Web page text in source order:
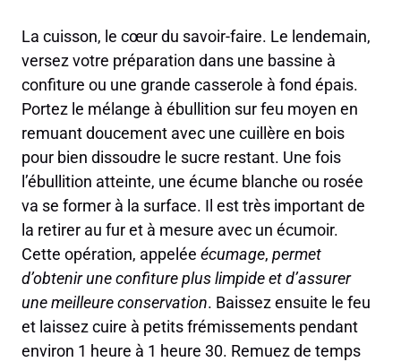
La cuisson, le cœur du savoir-faire. Le lendemain,
versez votre préparation dans une bassine à
confiture ou une grande casserole à fond épais.
Portez le mélange à ébullition sur feu moyen en
remuant doucement avec une cuillère en bois
pour bien dissoudre le sucre restant. Une fois
l’ébullition atteinte, une écume blanche ou rosée
va se former à la surface. Il est très important de
la retirer au fur et à mesure avec un écumoir.
Cette opération, appelée écumage, permet
d’obtenir une confiture plus limpide et d’assurer
une meilleure conservation. Baissez ensuite le feu
et laissez cuire à petits frémissements pendant
environ 1 heure à 1 heure 30. Remuez de temps